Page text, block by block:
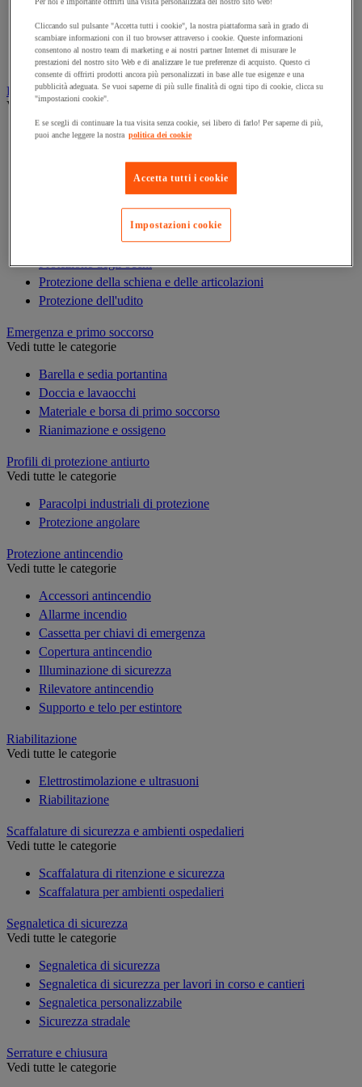
Armadio di sicurezza
Armadio portachiavi
Cassaforte
Cassetta portachiavi
Dispositivi di protezione individuale (DPI)
Vedi tutte le categorie
Abbigliamento di protezione e da lavoro
Custodie per DPI
Maschera respiratoria
Protezione degli occhi
Protezione della schiena e delle articolazioni
Protezione dell'udito
Emergenza e primo soccorso
Vedi tutte le categorie
Barella e sedia portantina
Doccia e lavaocchi
Materiale e borsa di primo soccorso
Rianimazione e ossigeno
Profili di protezione antiurto
Vedi tutte le categorie
Paracolpi industriali di protezione
Protezione angolare
Protezione antincendio
Vedi tutte le categorie
Accessori antincendio
Allarme incendio
Cassetta per chiavi di emergenza
Copertura antincendio
Illuminazione di sicurezza
Rilevatore antincendio
Supporto e telo per estintore
Riabilitazione
Vedi tutte le categorie
Elettrostimolazione e ultrasuoni
Riabilitazione
Scaffalature di sicurezza e ambienti ospedalieri
Vedi tutte le categorie
Scaffalatura di ritenzione e sicurezza
Scaffalatura per ambienti ospedalieri
Segnaletica di sicurezza
Vedi tutte le categorie
Segnaletica di sicurezza
Segnaletica di sicurezza per lavori in corso e cantieri
Segnaletica personalizzabile
Sicurezza stradale
Serrature e chiusura
Vedi tutte le categorie
Cliccando sul pulsante "Accetta tutti i cookie", la nostra piattaforma sarà in grado di
scambiare informazioni con il tuo browser attraverso i cookie. Queste informazioni
consentono al nostro team di marketing e ai nostri partner Internet di misurare le
prestazioni del nostro sito Web e di analizzare le tue preferenze di acquisto. Questo ci
consente di offrirti prodotti ancora più personalizzati in base alle tue esigenze e una
pubblicità adeguata. Se vuoi saperne di più sulle finalità di ogni tipo di cookie, clicca su
"impostazioni cookie".
E se scegli di continuare la tua visita senza cookie, sei libero di farlo! Per saperne di più,
puoi anche leggere la nostra politica dei cookie
Accetta tutti i cookie
Impostazioni cookie